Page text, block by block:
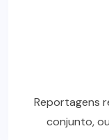
Reportagens
conjunto,